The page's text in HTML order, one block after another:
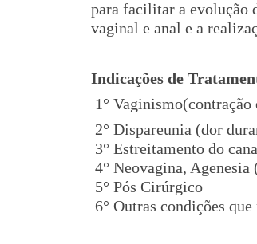
para facilitar a evolução
vaginal e anal e a
Indicações de
1°
2° Dispareunia (dor
3° Estreitamento do
4° Neovagina,
5° Pós Cirúrgico
6° Outras condições